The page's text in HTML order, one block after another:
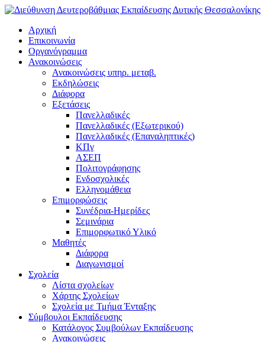
Αρχική
Επικοινωνία
Οργανόγραμμα
Ανακοινώσεις
Ανακοινώσεις υπηρ. μεταβ.
Εκδηλώσεις
Διάφορα
Εξετάσεις
Πανελλαδικές
Πανελλαδικές (Εξωτερικού)
Πανελλαδικές (Επαναληπτικές)
ΚΠγ
ΑΣΕΠ
Πολιτογράφησης
Ενδοσχολικές
Ελληνομάθεια
Επιμορφώσεις
Συνέδρια-Ημερίδες
Σεμινάρια
Επιμορφωτικό Υλικό
Μαθητές
Διάφορα
Διαγωνισμοί
Σχολεία
Λίστα σχολείων
Χάρτης Σχολείων
Σχολεία με Τμήμα Ένταξης
Σύμβουλοι Εκπαίδευσης
Κατάλογος Συμβούλων Εκπαίδευσης
Ανακοινώσεις